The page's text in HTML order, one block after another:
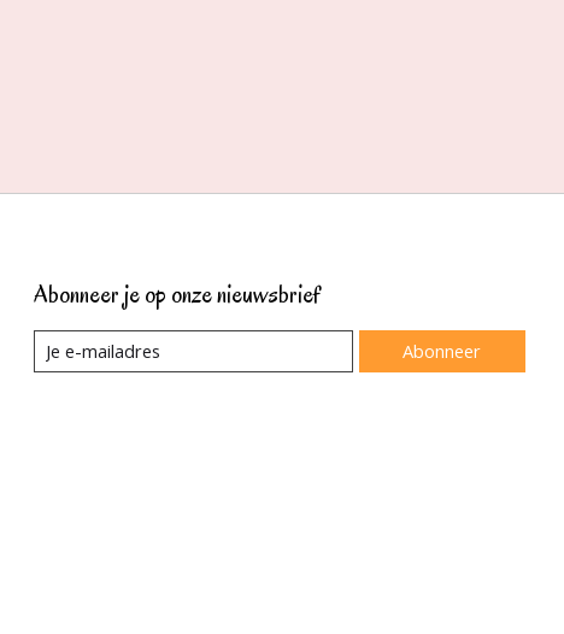
Abonneer je op onze nieuwsbrief
Abonneer